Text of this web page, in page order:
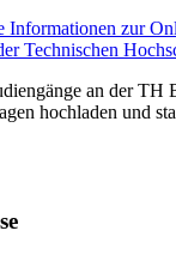
an der TH
hochladen und